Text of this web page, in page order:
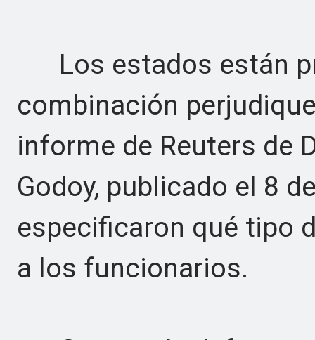
Los estados están
combinación
informe de Reuters de
Godoy, publicado el 8
especificaron qué tipo
a los funcionarios.